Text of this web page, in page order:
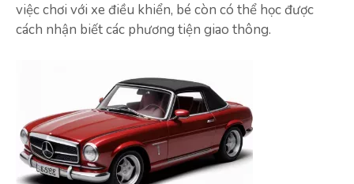
việc chơi với xe điều khiển, bé còn có thể học được
cách nhận biết các phương tiện giao thông.